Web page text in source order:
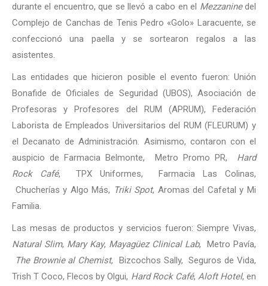
durante el encuentro, que se llevó a cabo en el Mezzaninedel
Complejo de Canchas de Tenis Pedro «Golo» Laracuente, se
confeccionó una paella y se sortearon regalos a las
asistentes.
Las entidades que hicieron posible el evento fueron: Unión
Bonafide de Oficiales de Seguridad (UBOS), Asociación de
Profesoras y Profesores del RUM (APRUM), Federación
Laborista de Empleados Universitarios del RUM (FLEURUM) y
el Decanato de Administración. Asimismo, contaron con el
auspicio de Farmacia Belmonte, Metro Promo PR, Hard
Rock Café, TPX Uniformes, Farmacia Las Colinas,
Chucherías y Algo Más, Triki Spot, Aromas del Cafetal y Mi
Familia.
Las mesas de productos y servicios fueron: Siempre Vivas,
Natural Slim, Mary Kay, Mayagüez Clinical Lab, Metro Pavía,
The Brownie al Chemist, Bizcochos Sally, Seguros de Vida,
Trish T Coco, Flecos by Olgui, Hard Rock Café, Aloft Hotel, en